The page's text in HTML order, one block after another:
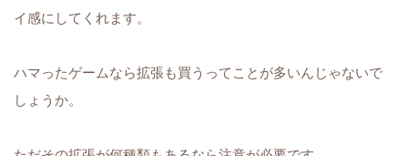
イ感にしてくれます。
ハマったゲームなら拡張も買うってことが多いんじゃないで
しょうか。